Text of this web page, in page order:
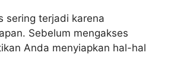
sering terjadi karena
Sebelum mengakses
Anda menyiapkan hal-hal